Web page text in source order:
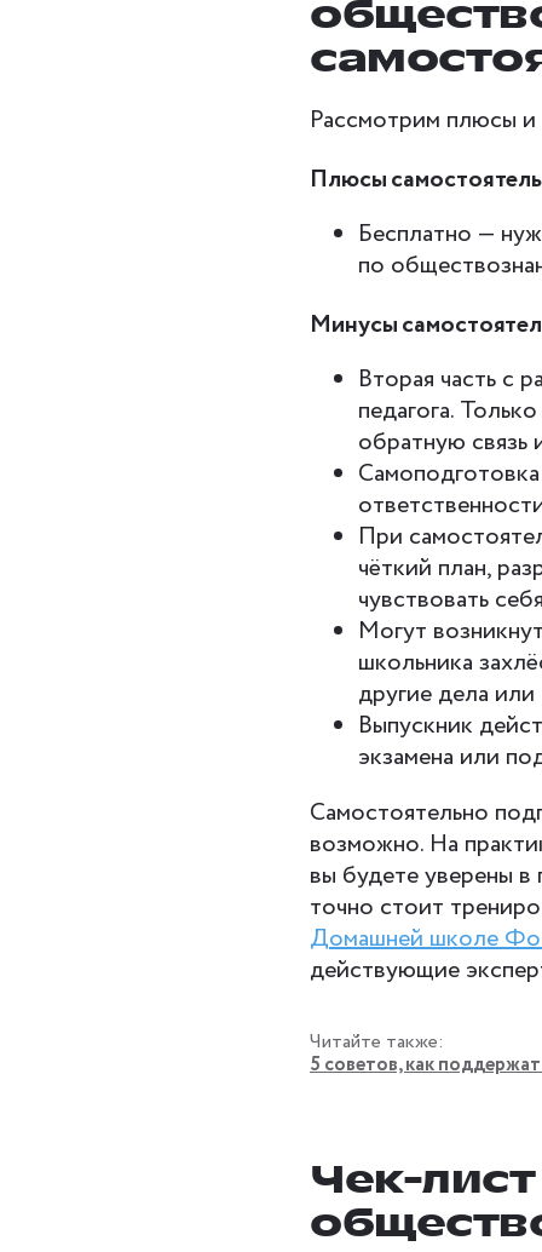
Рассмотрим плюсы
Плюсы
Бесплатно —
по
Минусы
Вторая часть с
педагога.
обратную связь
При
чёткий план,
чувствовать
Могут
школьника
другие дела
Выпускник
экзамена или
Самостоятельно
возможно. На
вы будете уверены
точно стоит
Домашней школе
действующие
Читайте также:
5 советов, как
Чек-